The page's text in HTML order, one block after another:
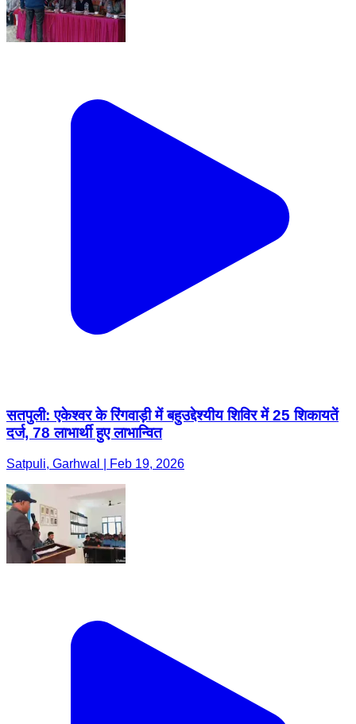
सतपुली: एकेश्वर के रिंगवाड़ी में बहुउद्देश्यीय शिविर में 25 शिकायतें
दर्ज, 78 लाभार्थी हुए लाभान्वित
Satpuli, Garhwal | Feb 19, 2026